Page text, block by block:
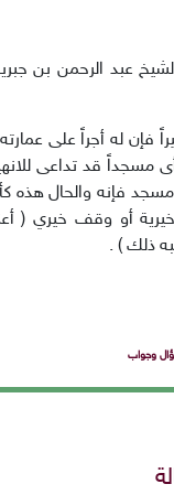
عبد الرحمن بن
فإن له أجراً على
مسجداً قد تداعى
فإنه والحال هذه
أو وقف خيري (
ذلك ) .
وجواب